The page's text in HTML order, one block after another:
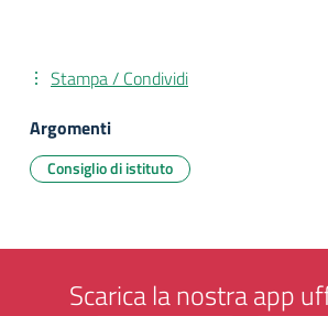
Stampa / Condividi
Argomenti
Consiglio di istituto
Scarica la nostra app